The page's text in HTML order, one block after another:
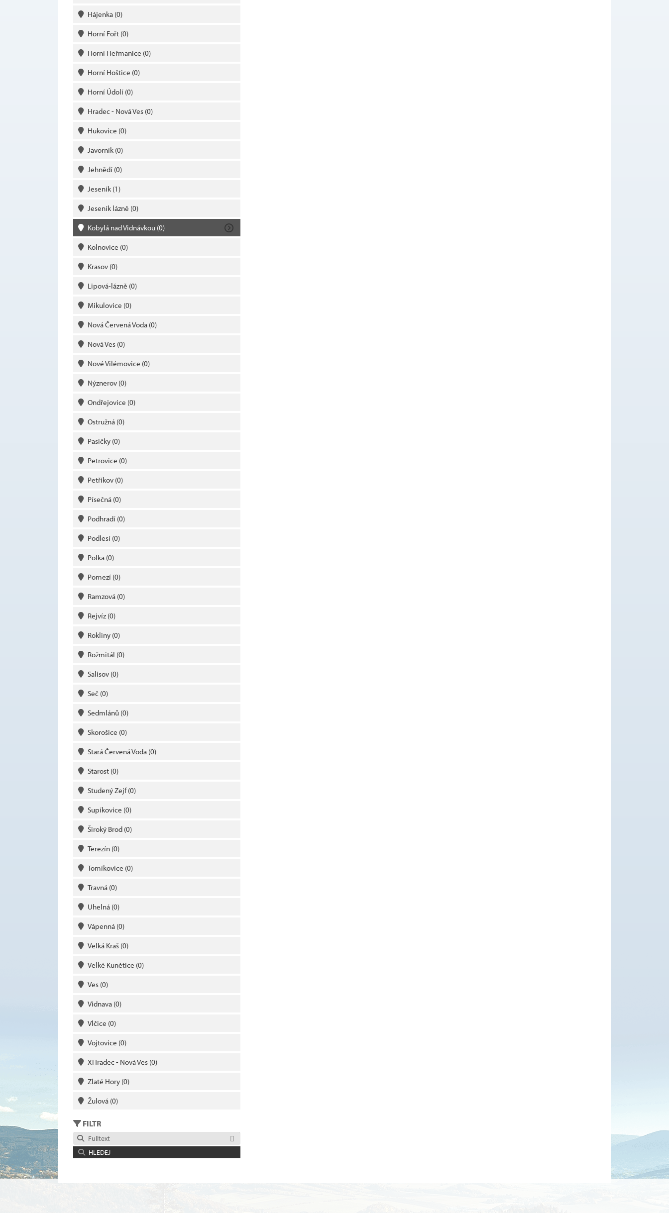
Hájenka (0)
Horní Fořt (0)
Horní Heřmanice (0)
Horní Hoštice (0)
Horní Údolí (0)
Hradec - Nová Ves (0)
Hukovice (0)
Javorník (0)
Jehnědí (0)
Jeseník (1)
Jeseník lázně (0)
Kobylá nad Vidnávkou (0)
Kolnovice (0)
Krasov (0)
Lipová-lázně (0)
Mikulovice (0)
Nová Červená Voda (0)
Nová Ves (0)
Nové Vilémovice (0)
Nýznerov (0)
Ondřejovice (0)
Ostružná (0)
Pasičky (0)
Petrovice (0)
Petříkov (0)
Písečná (0)
Podhradí (0)
Podlesí (0)
Polka (0)
Pomezí (0)
Ramzová (0)
Rejvíz(0)
Rokliny (0)
Rožmitál (0)
Salisov (0)
Seč (0)
Sedmlánů (0)
Skorošice (0)
Stará Červená Voda (0)
Starost (0)
Studený Zejf(0)
Supíkovice (0)
Široký Brod (0)
Terezín (0)
Tomíkovice (0)
Travná (0)
Uhelná (0)
Vápenná (0)
Velká Kraš (0)
Velké Kunětice (0)
Ves (0)
Vidnava (0)
Vlčice (0)
Vojtovice (0)
XHradec - Nová Ves (0)
Zlaté Hory (0)
Žulová (0)
FILTR
Fulltext
HLEDEJ